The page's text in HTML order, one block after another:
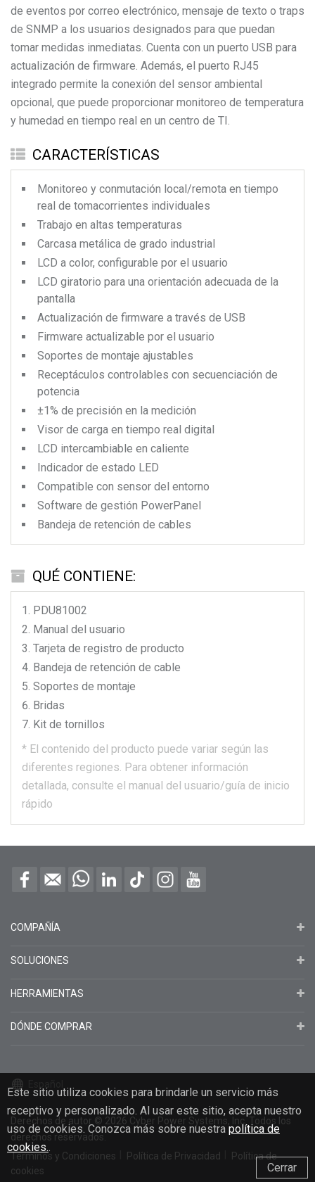
de eventos por correo electrónico, mensaje de texto o traps
de SNMP a los usuarios designados para que puedan
tomar medidas inmediatas. Cuenta con un puerto USB para
actualización de firmware. Además, el puerto RJ45
integrado permite la conexión del sensor ambiental
opcional, que puede proporcionar monitoreo de temperatura
y humedad en tiempo real en un centro de TI.
CARACTERÍSTICAS
Monitoreo y conmutación local/remota en tiempo
real de tomacorrientes individuales
Trabajo en altas temperaturas
Carcasa metálica de grado industrial
LCD a color, configurable por el usuario
LCD giratorio para una orientación adecuada de la
pantalla
Actualización de firmware a través de USB
Firmware actualizable por el usuario
Soportes de montaje ajustables
Receptáculos controlables con secuenciación de
potencia
±1% de precisión en la medición
Visor de carga en tiempo real digital
LCD intercambiable en caliente
Indicador de estado LED
Compatible con sensor del entorno
Software de gestión PowerPanel
Bandeja de retención de cables
QUÉ CONTIENE:
PDU81002
Manual del usuario
Tarjeta de registro de producto
Bandeja de retención de cable
Soportes de montaje
Bridas
Kit de tornillos
* El contenido del producto puede variar según las
diferentes regiones. Para obtener información
detallada, consulte el manual del usuario/guía de inicio
rápido
Este sitio utiliza cookies para brindarle un servicio más
receptivo y personalizado. Al usar este sitio, acepta nuestro
uso de cookies. Conozca más sobre nuestra política de
cookies..
Cerrar
COMPAÑÍA
SOLUCIONES
HERRAMIENTAS
DÓNDE COMPRAR
Derechos de autor © 2026 Cyber Power Systems, Inc. Todos los
derechos reservados.
Términos y Condiciones
Política de Privacidad
Política de
cookies